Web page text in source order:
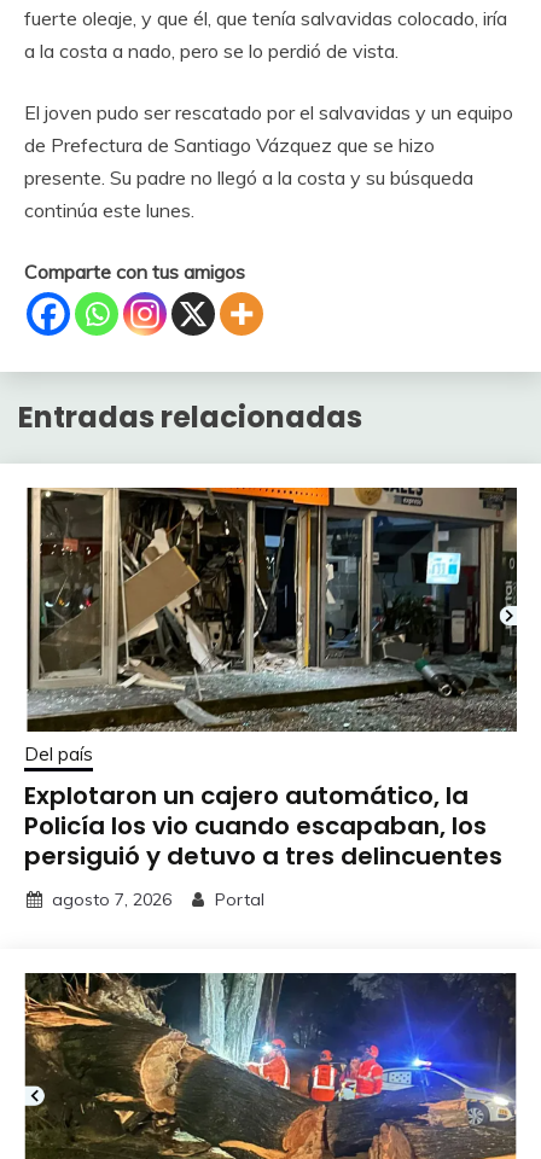
fuerte oleaje, y que él, que tenía salvavidas colocado, iría
a la costa a nado, pero se lo perdió de vista.
El joven pudo ser rescatado por el salvavidas y un equipo
de Prefectura de Santiago Vázquez que se hizo
presente. Su padre no llegó a la costa y su búsqueda
continúa este lunes.
Comparte con tus amigos
Entradas relacionadas
Del país
Explotaron un cajero automático, la
Policía los vio cuando escapaban, los
persiguió y detuvo a tres delincuentes
agosto 7, 2026 Portal